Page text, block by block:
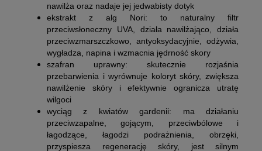
nawilża oraz nadaje jej jedwabisty dotyk
ekstrakt z alg Nori: to naturalny filtr
przeciwsłoneczny UVA, działa nawilżająco, działa
przeciwzmarszczkowo, antyoksydacyjnie, odżywia,
wygładza, napina i wzmacnia jędrność skory
szafran uprawny: skutecznie rozjaśnia
przebarwienia i wyrównuje koloryt skóry, zwiększa
nawilżenie skóry i efektywnie ogranicza utratę
wilgoci
wyciąg z kwiatów gardenii: ma działaniu
przeciwzapalne, gojącym, przeciwbólowe i
łagodzące, łagodzi podrażnienia, obrzęki,
przyspiesza regenerację skóry, jest silnym